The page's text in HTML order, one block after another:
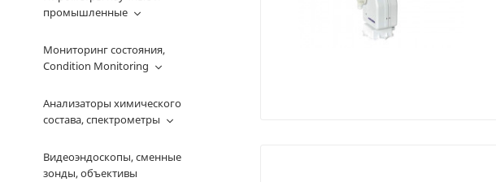
промышленные
Мониторинг состояния,
Condition Monitoring
Анализаторы химического
состава, спектрометры
Видеоэндоскопы, сменные
зонды, объективы